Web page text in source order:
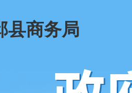
县商务局